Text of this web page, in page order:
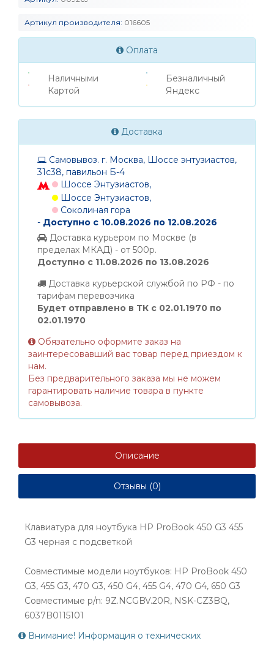
Артикул производителя: 016605
Оплата
Наличными
Картой
Безналичный
Яндекс
Доставка
Самовывоз. г. Москва, Шоссе энтузиастов,
31с38, павильон Б-4
Шоссе Энтузиастов,
Шоссе Энтузиастов,
Соколиная гора
- Доступно с 10.08.2026 по 12.08.2026
Доставка курьером по Москве (в
пределах МКАД) - от 500р.
Доступно с 11.08.2026 по 13.08.2026
Доставка курьерской службой по РФ - по
тарифам перевозчика
Будет отправлено в ТК с 02.01.1970 по
02.01.1970
Обязательно оформите заказ на
заинтересовавший вас товар перед приездом к
нам.
Без предварительного заказа мы не можем
гарантировать наличие товара в пункте
самовывоза.
Описание
Отзывы (0)
Клавиатура для ноутбука HP ProBook 450 G3 455
G3 черная с подсветкой
Совместимые модели ноутбуков: HP ProBook 450
G3, 455 G3, 470 G3, 450 G4, 455 G4, 470 G4, 650 G3
Совместимые p/n: 9Z.NCGBV.20R, NSK-CZ3BQ,
6037B0115101
Внимание! Информация о технических